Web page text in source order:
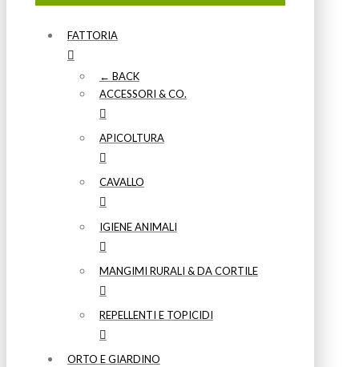
FATTORIA
← BACK
ACCESSORI & CO.
APICOLTURA
CAVALLO
IGIENE ANIMALI
MANGIMI RURALI & DA CORTILE
REPELLENTI E TOPICIDI
ORTO E GIARDINO